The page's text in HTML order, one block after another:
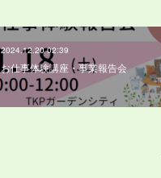
2024.12.20 02:39
お仕事体験講座・事業報告会